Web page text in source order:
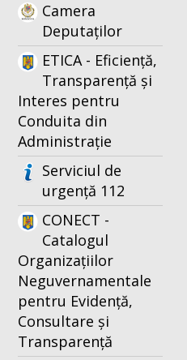
Camera
Deputaților
ETICA - Eficiență,
Transparență și
Interes pentru
Conduita din
Administrație
Serviciul de
urgență 112
CONECT -
Catalogul
Organizațiilor
Neguvernamentale
pentru Evidență,
Consultare și
Transparență